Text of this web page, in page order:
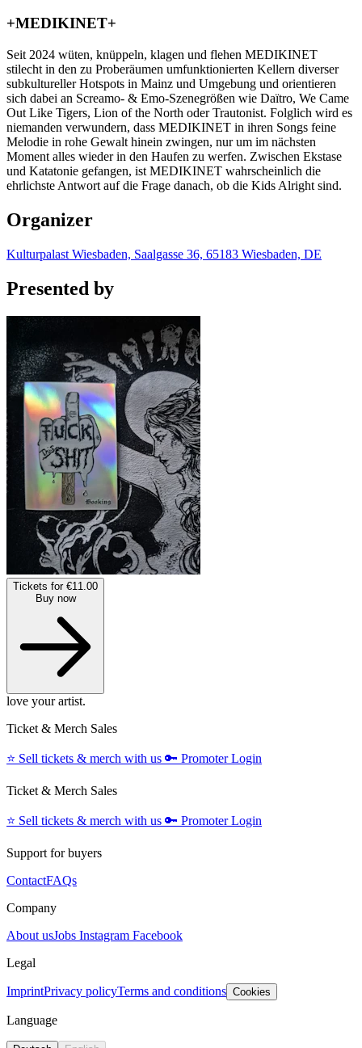
+MEDIKINET+
Seit 2024 wüten, knüppeln, klagen und flehen MEDIKINET
stilecht in den zu Proberäumen umfunktionierten Kellern diverser
subkultureller Hotspots in Mainz und Umgebung und orientieren
sich dabei an Screamo- & Emo-Szenegrößen wie Daïtro, We Came
Out Like Tigers, Lion of the North oder Trautonist. Folglich wird es
niemanden verwundern, dass MEDIKINET in ihren Songs feine
Melodie in rohe Gewalt hinein zwingen, nur um im nächsten
Moment alles wieder in den Haufen zu werfen. Zwischen Ekstase
und Katatonie gefangen, ist MEDIKINET wahrscheinlich die
ehrlichste Antwort auf die Frage danach, ob die Kids Alright sind.
Organizer
Kulturpalast Wiesbaden, Saalgasse 36, 65183 Wiesbaden, DE
Presented by
Tickets for €11.00
Buy now
love your artist.
Ticket & Merch Sales
⭐️ Sell tickets & merch with us 🔑 Promoter Login
Ticket & Merch Sales
⭐️ Sell tickets & merch with us 🔑 Promoter Login
Support for buyers
ContactFAQs
Company
About usJobs Instagram Facebook
Legal
ImprintPrivacy policyTerms and conditions Cookies
Language